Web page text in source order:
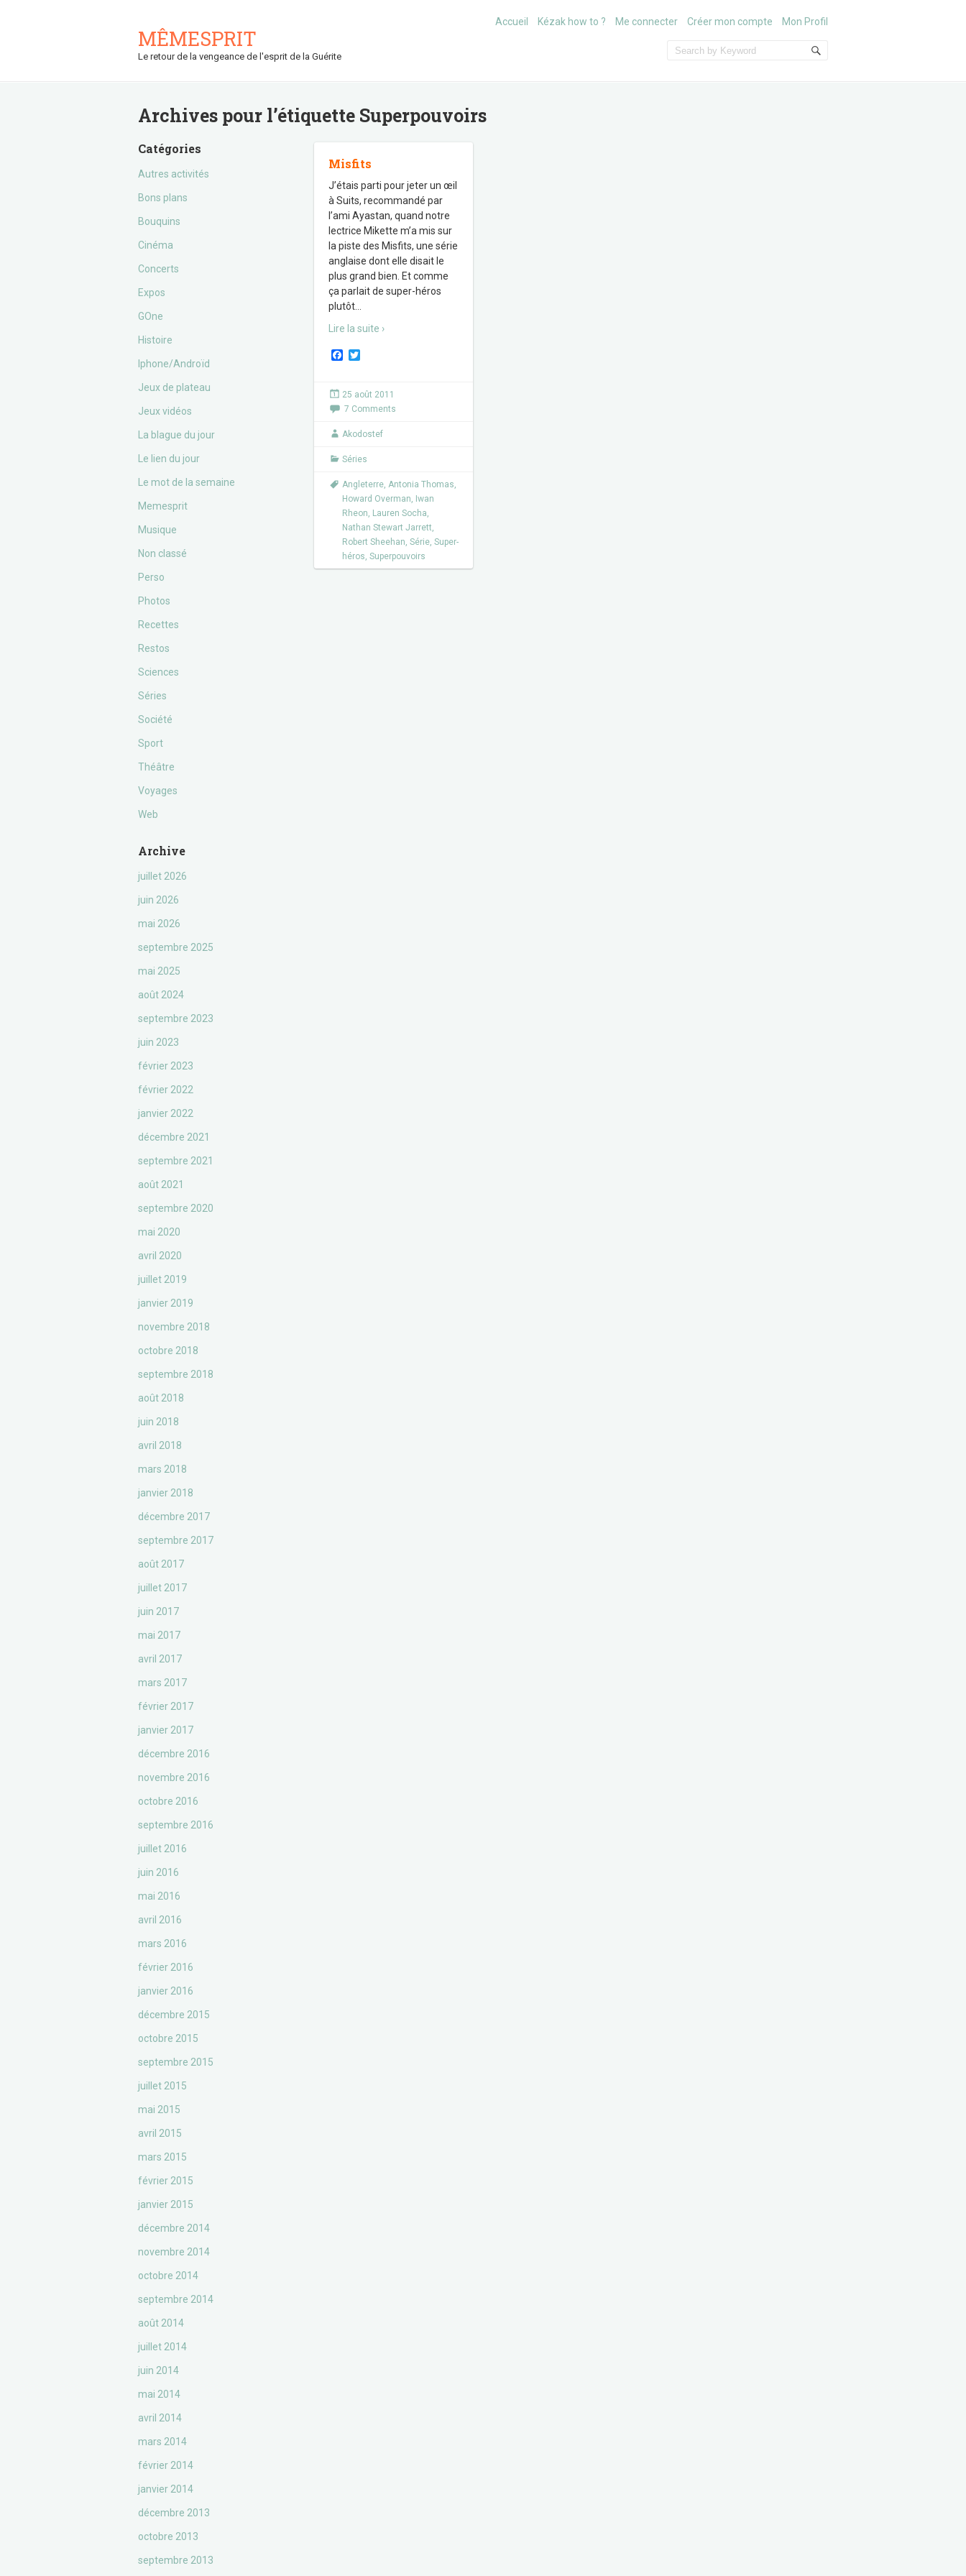
MÊMESPRIT
Le retour de la vengeance de l'esprit de la Guérite
Accueil Kézak how to ? Me connecter Créer mon compte Mon Profil
Archives pour l’étiquette Superpouvoirs
Catégories
Autres activités
Bons plans
Bouquins
Cinéma
Concerts
Expos
GOne
Histoire
Iphone/Androïd
Jeux de plateau
Jeux vidéos
La blague du jour
Le lien du jour
Le mot de la semaine
Memesprit
Musique
Non classé
Perso
Photos
Recettes
Restos
Sciences
Séries
Société
Sport
Théâtre
Voyages
Web
Archive
juillet 2026
juin 2026
mai 2026
septembre 2025
mai 2025
août 2024
septembre 2023
juin 2023
février 2023
février 2022
janvier 2022
décembre 2021
septembre 2021
août 2021
septembre 2020
mai 2020
avril 2020
juillet 2019
janvier 2019
novembre 2018
octobre 2018
septembre 2018
août 2018
juin 2018
avril 2018
mars 2018
janvier 2018
décembre 2017
septembre 2017
août 2017
juillet 2017
juin 2017
mai 2017
avril 2017
mars 2017
février 2017
janvier 2017
décembre 2016
novembre 2016
octobre 2016
septembre 2016
juillet 2016
juin 2016
mai 2016
avril 2016
mars 2016
février 2016
janvier 2016
décembre 2015
octobre 2015
septembre 2015
juillet 2015
mai 2015
avril 2015
mars 2015
février 2015
janvier 2015
décembre 2014
novembre 2014
octobre 2014
septembre 2014
août 2014
juillet 2014
juin 2014
mai 2014
avril 2014
mars 2014
février 2014
janvier 2014
décembre 2013
octobre 2013
septembre 2013
Misfits
J’étais parti pour jeter un œil
à Suits, recommandé par
l’ami Ayastan, quand notre
lectrice Mikette m’a mis sur
la piste des Misfits, une série
anglaise dont elle disait le
plus grand bien. Et comme
ça parlait de super-héros
plutôt
Lire la suite ›
F
e
b
o
k
t
e
25 août 2011
7 Comments
Akodostef
Séries
Angleterre, Antonia Thomas,
Howard Overman, Iwan
Rheon, Lauren Socha,
Nathan Stewart Jarrett,
Robert Sheehan, Série, Super-
héros, Superpouvoirs